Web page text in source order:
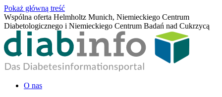
Pokaż główną treść
Wspólna oferta Helmholtz Munich, Niemieckiego Centrum
Diabetologicznego i Niemieckiego Centrum Badań nad Cukrzycą
O nas